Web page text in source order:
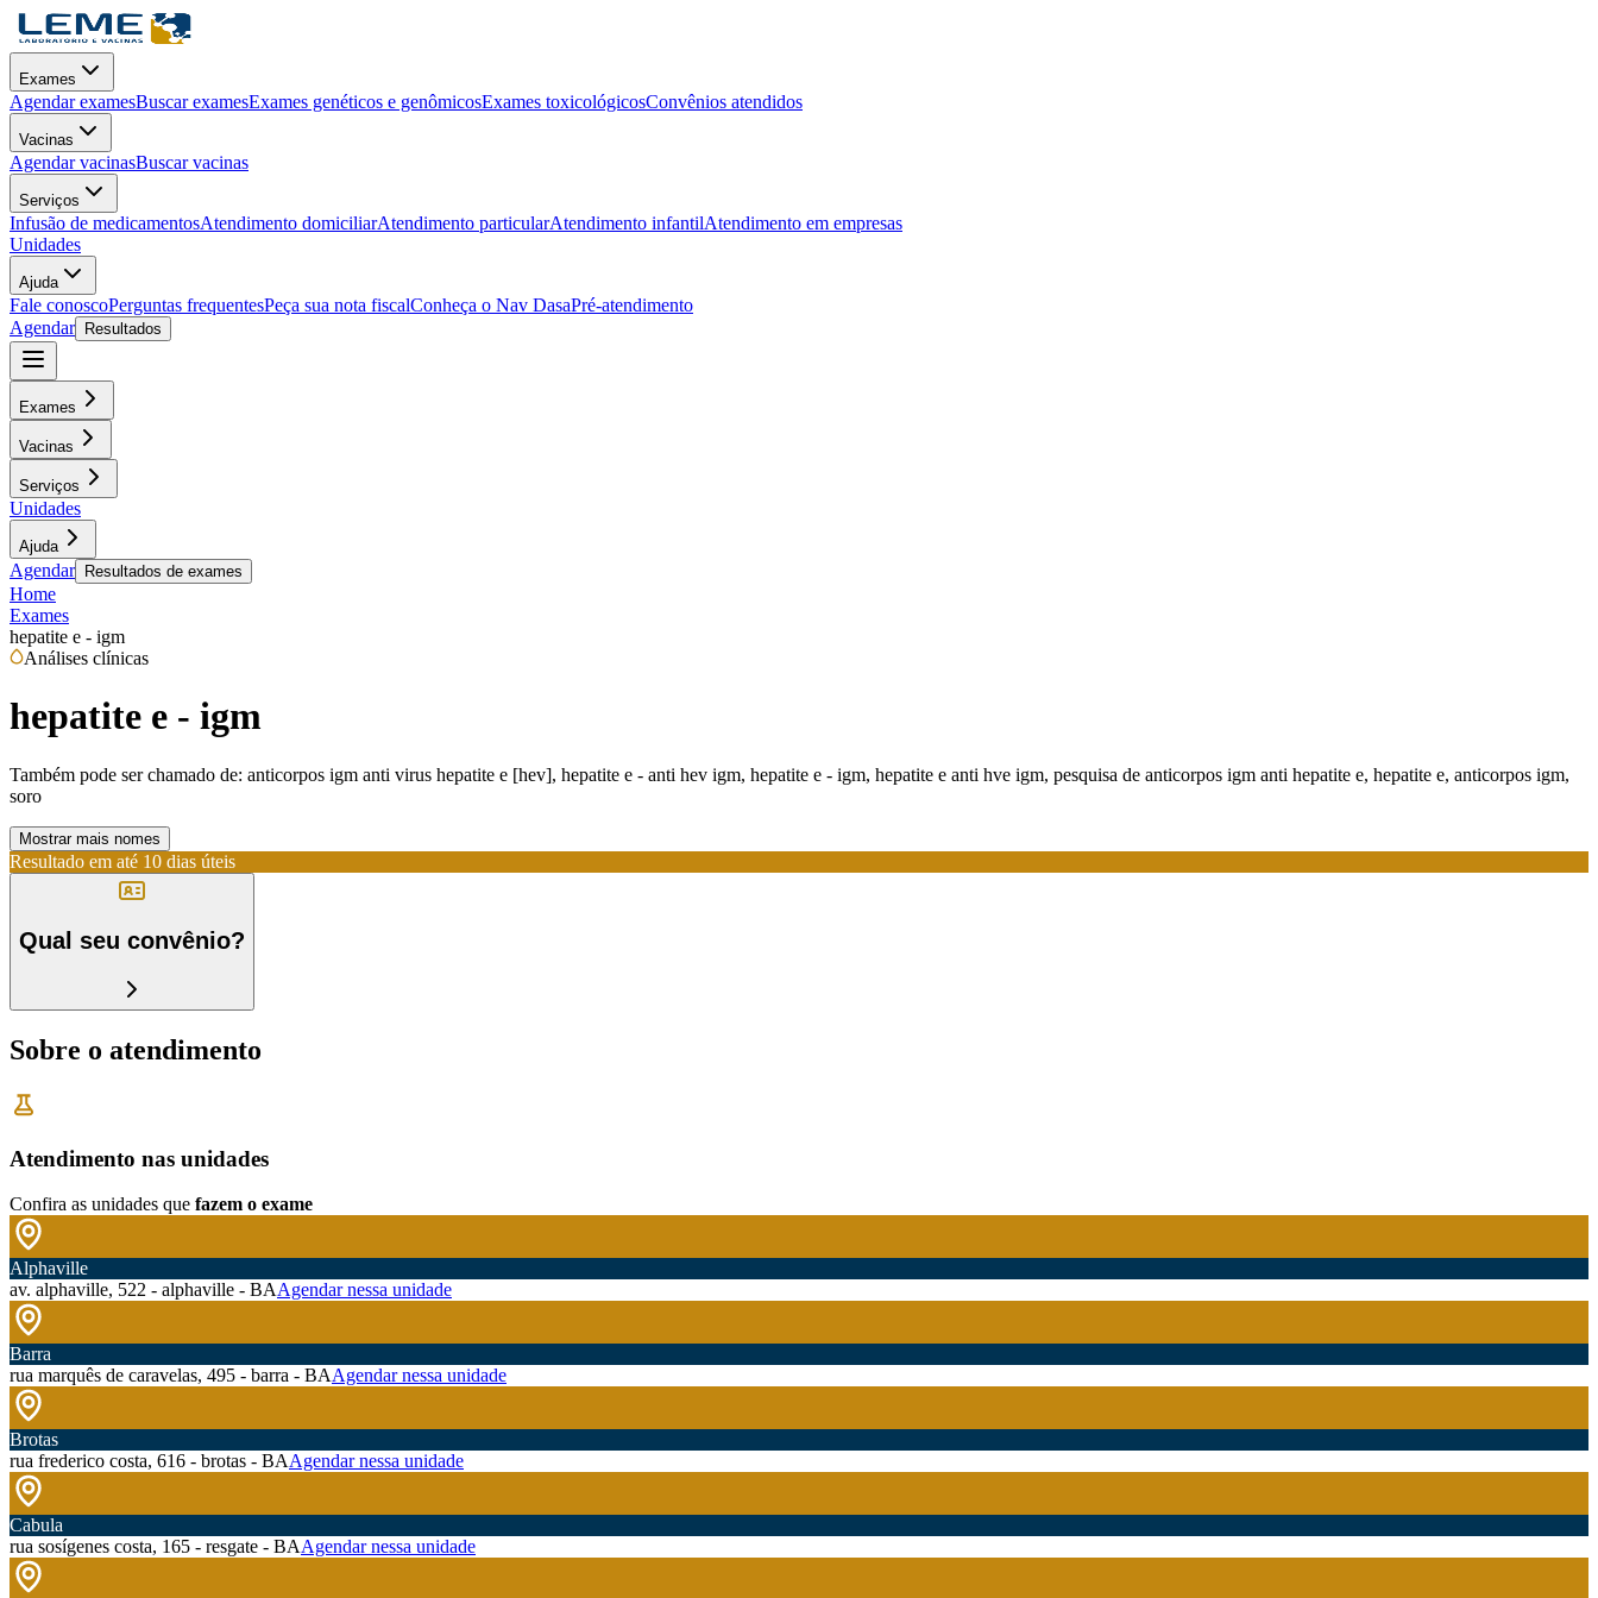
Exames
Agendar examesBuscar examesExames genéticos e genômicosExames toxicológicosConvênios atendidos
Vacinas
Agendar vacinasBuscar vacinas
Serviços
Infusão de medicamentosAtendimento domiciliarAtendimento particularAtendimento infantilAtendimento em empresas
Unidades
Ajuda
Fale conoscoPerguntas frequentesPeça sua nota fiscalConheça o Nav DasaPré-atendimento
Agendar
Resultados
Exames
Vacinas
Serviços
Unidades
Ajuda
Agendar Resultados de exames
Home
Exames
hepatite e - igm
Análises clínicas
hepatite e - igm
Também pode ser chamado de: anticorpos igm anti virus hepatite e [hev], hepatite e - anti hev igm, hepatite e - igm, hepatite e anti hve igm, pesquisa de anticorpos igm anti hepatite e, hepatite e, anticorpos igm,
soro
Mostrar mais nomes
Resultado em até 10 dias úteis
Qual seu convênio?
Sobre o atendimento
Atendimento nas unidades
Confira as unidades que fazem o exame
Alphaville
av. alphaville, 522 - alphaville - BAAgendar nessa unidade
Barra
rua marquês de caravelas, 495 - barra - BAAgendar nessa unidade
Brotas
rua frederico costa, 616 - brotas - BAAgendar nessa unidade
Cabula
rua sosígenes costa, 165 - resgate - BAAgendar nessa unidade